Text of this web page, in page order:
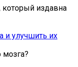
издавна
и улучшить их
мозга?